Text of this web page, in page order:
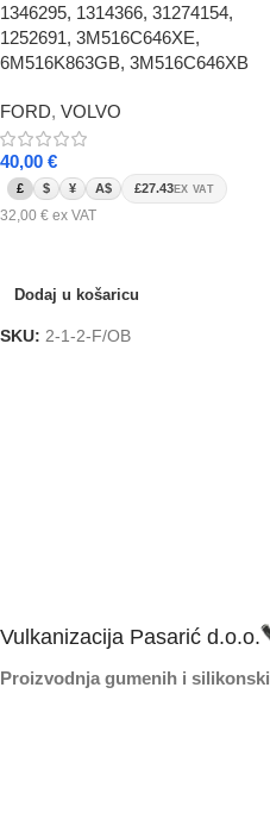
1346295, 1314366, 31274154,
1252691, 3M516C646XE,
6M516K863GB, 3M516C646XB
FORD, VOLVO
40,00 €
£ $ ¥ A$ £27.43 EX VAT
32,00 € ex VAT
Dodaj u košaricu
SKU: 2-1-2-F/OB
Vulkanizacija Pasarić d.o.o.
Proizvodnja gumenih i